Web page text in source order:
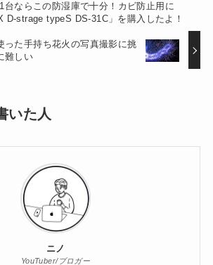
台ならこの防湿庫で十分！カビ防止用に
D-strage typeS DS-31C」を購入したよ！
った手持ち花火の写真撮影に挑
難しい
いた人
ニノ
YouTuber/ブロガー